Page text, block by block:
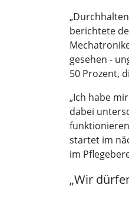
berichtete
gesehen -
50 Prozent,
„Ich habe
dabei
startet im
im
„Wir